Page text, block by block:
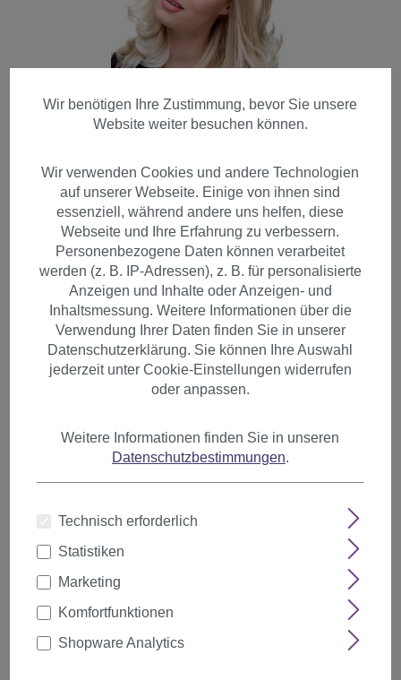
Damen Perücke blond halblange Haare mit
gewellten Spitzen 3019-27T613
Produktnummer:3019-27T613(12)
Sofort verfügbar
+ Farbvarianten
19,99 €
Wir benötigen Ihre Zustimmung, bevor Sie unsere
Website weiter besuchen können.
Wir verwenden Cookies und andere Technologien
auf unserer Webseite. Einige von ihnen sind
essenziell, während andere uns helfen, diese
Webseite und Ihre Erfahrung zu verbessern.
Personenbezogene Daten können verarbeitet
werden (z. B. IP-Adressen), z. B. für personalisierte
Anzeigen und Inhalte oder Anzeigen- und
Inhaltsmessung. Weitere Informationen über die
Verwendung Ihrer Daten finden Sie in unserer
Datenschutzerklärung. Sie können Ihre Auswahl
jederzeit unter Cookie-Einstellungen widerrufen
oder anpassen.
Weitere Informationen finden Sie in unseren
Datenschutzbestimmungen.
Technisch erforderlich
Statistiken
Marketing
Komfortfunktionen
Shopware Analytics